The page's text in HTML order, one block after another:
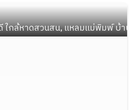
ใกล้หาดสวนสน, แหลมแม่พิมพ์ บ้าน